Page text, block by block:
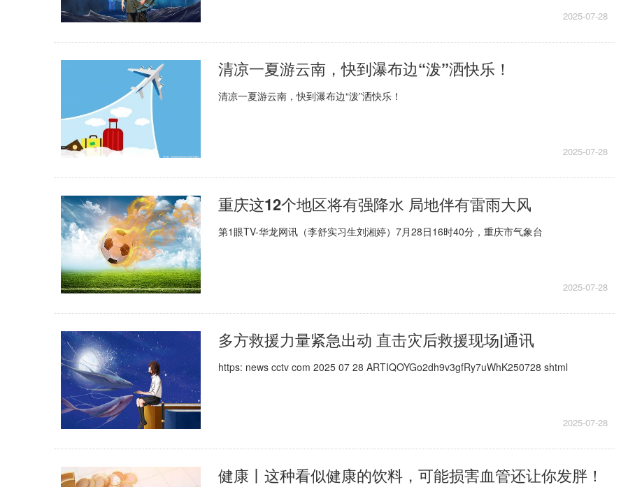
2025-07-28
清凉一夏游云南，快到瀑布边“泼”洒快乐！
清凉一夏游云南，快到瀑布边“泼”洒快乐！
2025-07-28
重庆这12个地区将有强降水 局地伴有雷雨大风
第1眼TV-华龙网讯（李舒实习生刘湘婷）7月28日16时40分，重庆市气象台
2025-07-28
多方救援力量紧急出动 直击灾后救援现场|通讯
https: news cctv com 2025 07 28 ARTIQOYGo2dh9v3gfRy7uWhK250728 shtml
2025-07-28
健康丨这种看似健康的饮料，可能损害血管还让你发胖！